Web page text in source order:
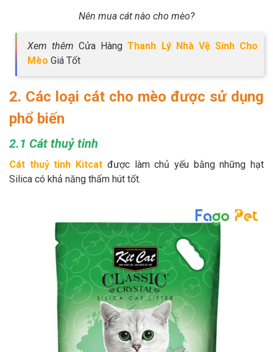
Nên mua cát nào cho mèo?
Xem thêmCửa HàngThanh Lý Nhà Vệ Sinh Cho
Mèo Giá Tốt
2. Các loại cát cho mèo được sử dụng
phổ biến
2.1 Cát thuỷ tinh
Cát thuỷ tinh Kitcat được làm chủ yếu bằng những hạt
Silica có khả năng thấm hút tốt.